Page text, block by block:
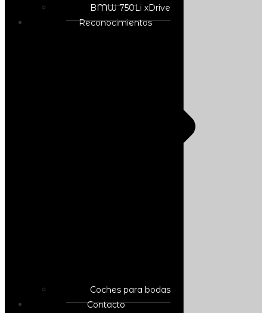
BMW 750Li xDrive
Reconocimientos
Coches para bodas
Contacto